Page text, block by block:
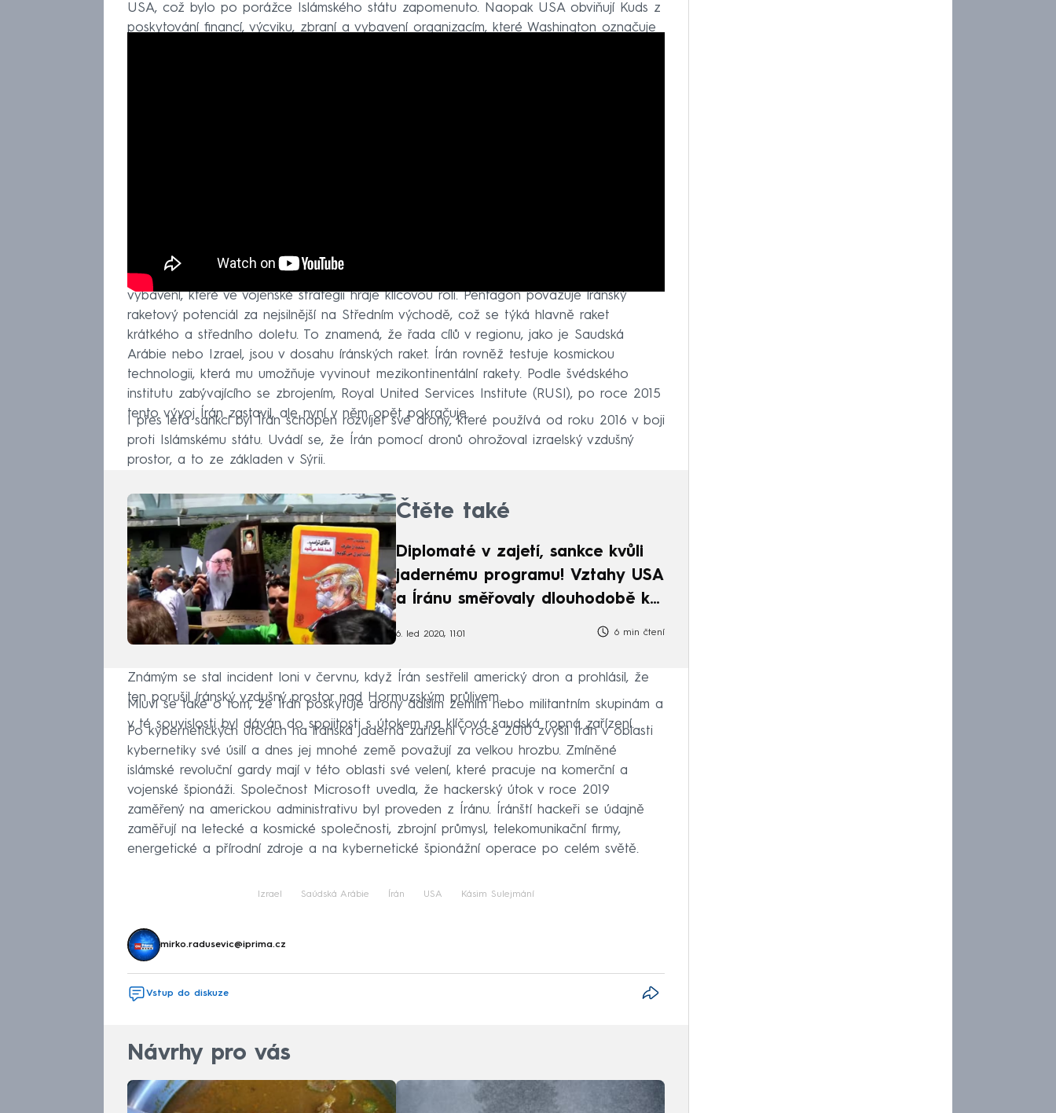
USA, což bylo po porážce Islámského státu zapomenuto. Naopak USA obviňují Kuds z
poskytování financí, výcviku, zbraní a vybavení organizacím, které Washington označuje
Íránské letectvo je slabé a Írán se proto ve vzdušném prostoru opírá o raketové
vybavení, které ve vojenské strategii hraje klíčovou roli. Pentagon považuje íránský
raketový potenciál za nejsilnější na Středním východě, což se týká hlavně raket
krátkého a středního doletu. To znamená, že řada cílů v regionu, jako je Saudská
Arábie nebo Izrael, jsou v dosahu íránských raket. Írán rovněž testuje kosmickou
technologii, která mu umožňuje vyvinout mezikontinentální rakety. Podle švédského
institutu zabývajícího se zbrojením, Royal United Services Institute (RUSI), po roce 2015
tento vývoj Írán zastavil, ale nyní v něm opět pokračuje.
I přes léta sankcí byl Írán schopen rozvíjet své drony, které používá od roku 2016 v boji
proti Islámskému státu. Uvádí se, že Írán pomocí dronů ohrožoval izraelský vzdušný
prostor, a to ze základen v Sýrii.
Čtěte také
Diplomaté v zajetí, sankce kvůli
jadernému programu! Vztahy USA
a Íránu směřovaly dlouhodobě ke
6. led 2020, 11:01 6 min čtení
Známým se stal incident loni v červnu, když Írán sestřelil americký dron a prohlásil, že
ten porušil íránský vzdušný prostor nad Hormuzským průlivem.
Mluví se také o tom, že Írán poskytuje drony dalším zemím nebo militantním skupinám a
v té souvislosti byl dáván do spojitosti s útokem na klíčová saudská ropná zařízení.
Po kybernetických útocích na íránská jaderná zařízení v roce 2010 zvýšil Írán v oblasti
kybernetiky své úsilí a dnes jej mnohé země považují za velkou hrozbu. Zmíněné
islámské revoluční gardy mají v této oblasti své velení, které pracuje na komerční a
vojenské špionáži. Společnost Microsoft uvedla, že hackerský útok v roce 2019
zaměřený na americkou administrativu byl proveden z Íránu. Íránští hackeři se údajně
zaměřují na letecké a kosmické společnosti, zbrojní průmysl, telekomunikační firmy,
energetické a přírodní zdroje a na kybernetické špionážní operace po celém světě.
Izrael Saúdská Arábie Írán USA Kásim Sulejmání
mirko.radusevic@iprima.cz
Vstup do diskuze
Návrhy pro vás